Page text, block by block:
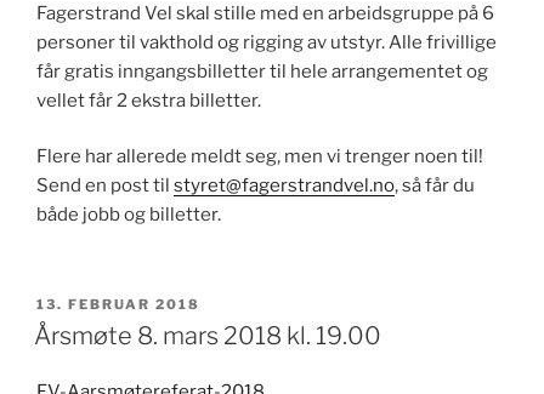
Fagerstrand Vel skal stille med en arbeidsgruppe på 6
personer til vakthold og rigging av utstyr. Alle frivillige
får gratis inngangsbilletter til hele arrangementet og
vellet får 2 ekstra billetter.
Flere har allerede meldt seg, men vi trenger noen til!
Send en post til styret@fagerstrandvel.no, så får du
både jobb og billetter.
PUBLISERT
13. FEBRUAR 2018
Årsmøte 8. mars 2018 kl. 19.00